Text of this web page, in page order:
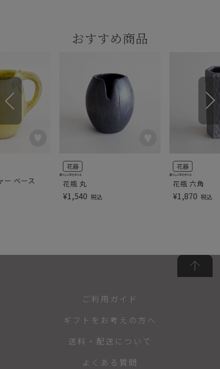
おすすめ商品
ー ベース 花瓶 丸
花器
¥1,540 税込
暮らしに花を添える
花瓶 六角
花器
¥1,870 税込
暮らしに花を添える
ご利用ガイド
ギフトをお考えの方へ
送料・配送について
よくある質問